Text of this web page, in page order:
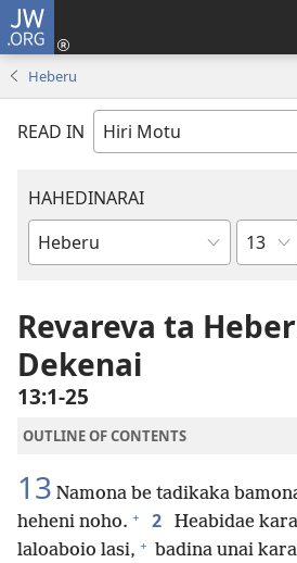
JW.ORG
Heberu
READ IN
HAHEDINARAI
Baibel
Karoa
Revareva ta
Dekenai
13:1-25
OUTLINE OF CONTENTS
13 Namona be tadikaka
heheni noho. + 2 Heabidae
laloaboio lasi, + badina unai